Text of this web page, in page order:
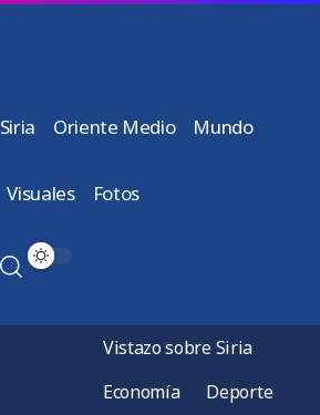
Siria Oriente Medio Mundo
Visuales Fotos
Vistazo sobre Siria
Economía
Deporte